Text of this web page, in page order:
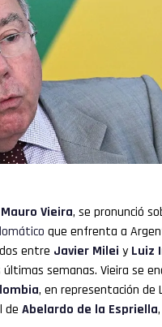
Mauro Vieira, se pronunció
que enfrenta a
entre Javier Milei y Luiz
semanas. Vieira se
, en representación de
de Abelardo de la Espriella